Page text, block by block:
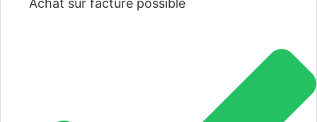
Achat sur facture possible